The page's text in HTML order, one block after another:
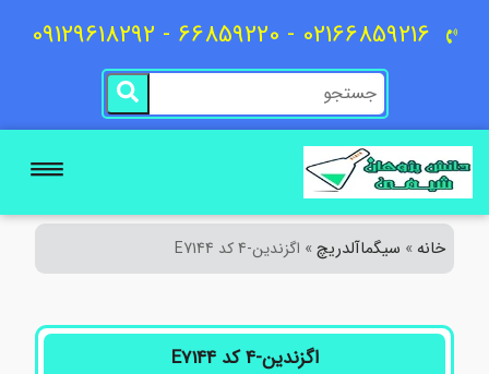
02166859216 - 66859220 - 09129618292
خانه»سیگماآلدریچ»اگزندین-4 کد E7144
اگزندین-4 کد E7144